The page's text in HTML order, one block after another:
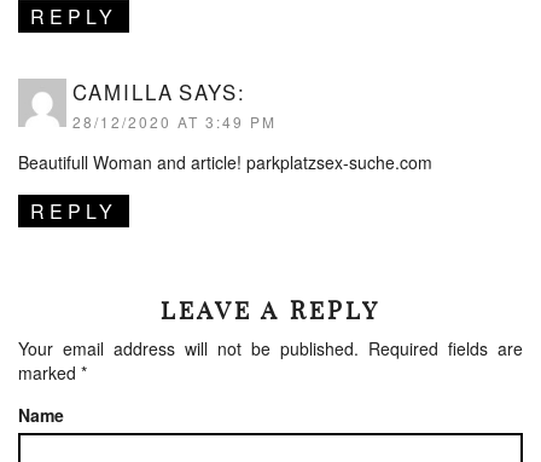
REPLY
CAMILLA SAYS:
28/12/2020 AT 3:49 PM
Beautifull Woman and article! parkplatzsex-suche.com
REPLY
LEAVE A REPLY
Your email address will not be published. Required fields are
marked *
Name